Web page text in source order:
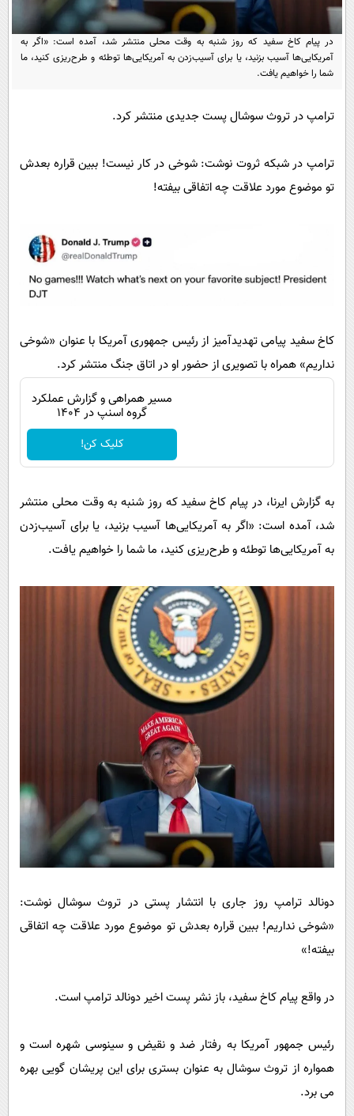
سرگرمی
فناوری
گوناگون
محیط زیست
فرهنگی
پیامک
روانشناسی
آشپزی
در پیام کاخ سفید که روز شنبه به وقت محلی منتشر شد، آمده است: «اگر به
آمریکایی‌ها آسیب بزنید، یا برای آسیب‌زدن به آمریکایی‌ها توطئه و طرح‌ریزی کنید، ما
شما را خواهیم یافت.
ترامپ در تروث سوشال پست جدیدی منتشر کرد.
ترامپ در شبکه ثروت نوشت: شوخی در کار نیست! ببین قراره بعدش
تو موضوع مورد علاقت چه اتفاقی بیفته!
کاخ سفید پیامی تهدیدآمیز از رئیس جمهوری آمریکا با عنوان «شوخی
نداریم» همراه با تصویری از حضور او در اتاق جنگ منتشر کرد.
مسیر همراهی و گزارش عملکرد
گروه اسنپ در ۱۴۰۴
کلیک کن!
به گزارش ایرنا، در پیام کاخ سفید که روز شنبه به وقت محلی منتشر
شد، آمده است: «اگر به آمریکایی‌ها آسیب بزنید، یا برای آسیب‌زدن
به آمریکایی‌ها توطئه و طرح‌ریزی کنید، ما شما را خواهیم یافت.
دونالد ترامپ روز جاری با انتشار پستی در تروث سوشال نوشت:
«شوخی نداریم! ببین قراره بعدش تو موضوع مورد علاقت چه اتفاقی
بیفته!»
در واقع پیام کاخ سفید، باز نشر پست اخیر دونالد ترامپ است.
رئیس جمهور آمریکا به رفتار ضد و نقیض و سینوسی شهره است و
همواره از تروث سوشال به عنوان بستری برای این پریشان گویی بهره
می برد.